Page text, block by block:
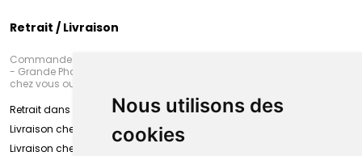
Nous utilisons des
cookies
Retrait / Livraison
Commandez en ligne et venez chercher votre commande à Amiens
- Grande Pharmacie d’Amiens (Fachon) ou recevez-là rapidement
chez vous ou en point retrait
Retrait dans la pharmacie d’Amiens
Livraison chez vous
Livraison chez votre commerçant